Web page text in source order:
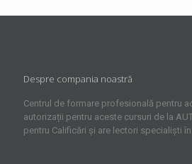
Despre compania noastră
Centrul de formare profesională pentru
autorizații pentru aceste cursuri de la
pentru Calificări și are lectori specialiști